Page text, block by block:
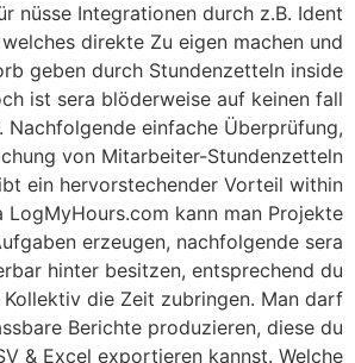
nüsse Integrationen durch z.B. Ident
direkte Zu eigen machen und
geben durch Stundenzetteln inside
ist sera blöderweise auf keinen fall
einfache Überprüfung,
von Mitarbeiter-Stundenzetteln
ein hervorstechender Vorteil within
LogMyHours.com kann man Projekte
erzeugen, nachfolgende sera
hinter besitzen, entsprechend du
die Zeit zubringen. Man darf
Berichte produzieren, diese du
& Excel exportieren kannst. Welche